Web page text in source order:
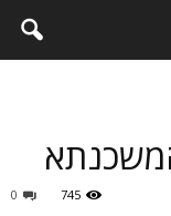
0 745